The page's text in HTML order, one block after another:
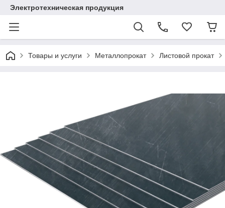
Электротехническая продукция
Товары и услуги Металлопрокат Листовой прокат